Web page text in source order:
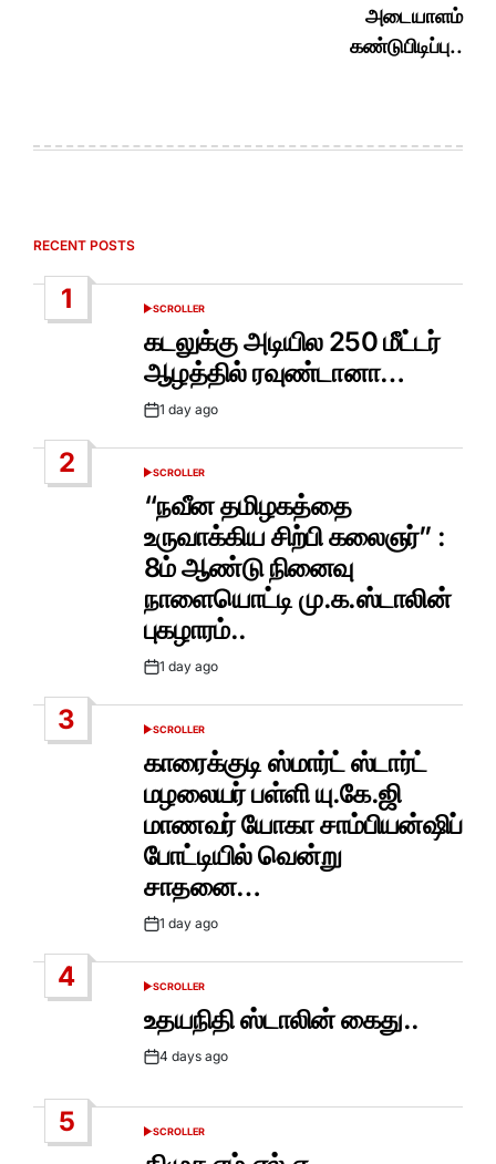
அடையாளம்
கண்டுபிடிப்பு..
RECENT POSTS
1
POSTED
SCROLLER
கடலுக்கு அடியில 250 மீட்டர்
ஆழத்தில் ரவுண்டானா…
Post1 day ago
2
POSTED
IN
SCROLLER
“நவீன தமிழகத்தை
உருவாக்கிய சிற்பி கலைஞர்” :
8ம் ஆண்டு நினைவு
நாளையொட்டி மு.க.ஸ்டாலின்
புகழாரம்..
Post1 day ago
3
POSTED
SCROLLER
காரைக்குடி ஸ்மார்ட் ஸ்டார்ட்
மழலையர் பள்ளி யு.கே.ஜி
மாணவர் யோகா சாம்பியன்ஷிப்
போட்டியில் வென்று
சாதனை…
Post1 day ago
4
POSTED
SCROLLER
உதயநிதி ஸ்டாலின் கைது..
Post4 days ago
5
POSTED
SCROLLER